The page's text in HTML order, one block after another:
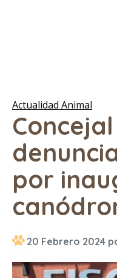
Actualidad Animal
por
20 Febrero 2024